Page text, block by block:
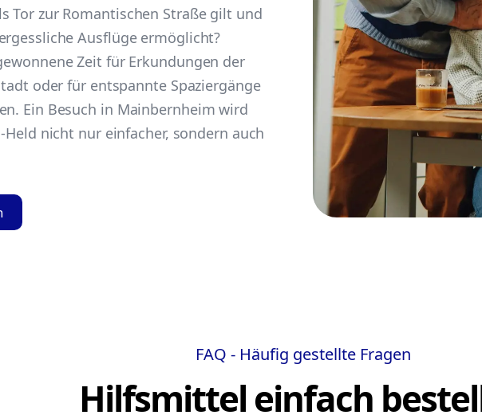
Tor zur Romantischen Straße gilt und
Ausflüge ermöglicht?
Zeit für Erkundungen der
oder für entspannte Spaziergänge
Ein Besuch in Mainbernheim wird
nicht nur einfacher, sondern auch
FAQ - Häufig gestellte Fragen
Hilfsmittel einfach